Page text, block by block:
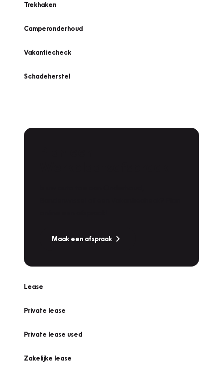
Trekhaken
Camperonderhoud
Vakantiecheck
Schadeherstel
Maak een afspraak
Lease
Private lease
Private lease used
Zakelijke lease